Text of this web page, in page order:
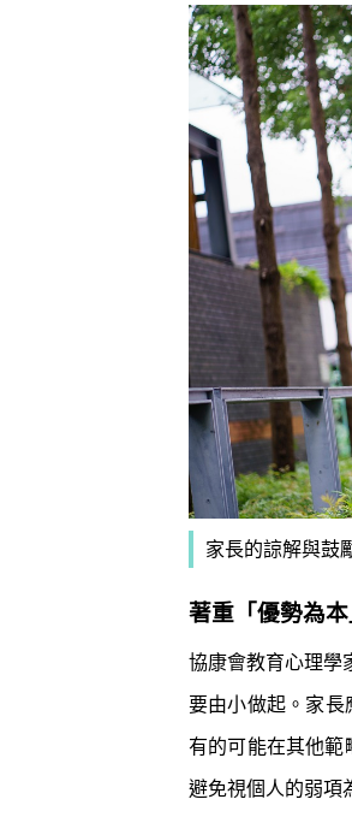
家長的諒解與鼓
著重「優勢為
協康會教育心理學
要由小做起。家長
有的可能在其他範
避免視個人的弱項